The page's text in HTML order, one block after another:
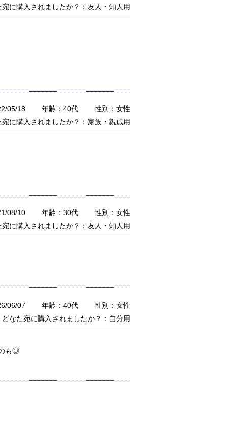
宛に購入されましたか？：友人・知人用
05/18 年齢：40代
性別：女性
宛に購入されましたか？：家族・親戚用
08/10 年齢：30代
性別：女性
宛に購入されましたか？：友人・知人用
06/07 年齢：40代
性別：女性
どなた宛に購入されましたか？：自分用
も◎